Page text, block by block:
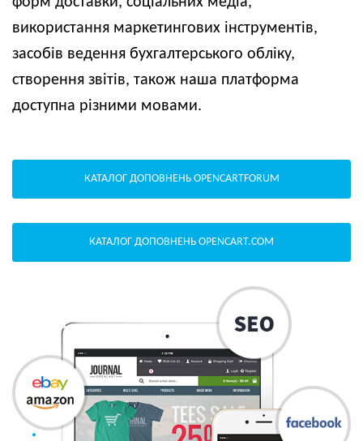
використання маркетингових інструментів,
засобів ведення бухгалтерського обліку,
створення звітів, також наша платформа
доступна різними мовами.
КАТАЛОГ ДОПОВНЕНЬ OPENCARTFORUM
КАТАЛОГ ДОПОВНЕНЬ OPENCART.COM